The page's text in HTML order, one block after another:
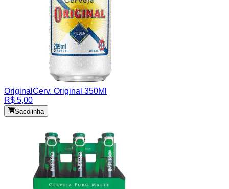
Original Cerv. Original 350Ml
R$ 5,00
Sacolinha